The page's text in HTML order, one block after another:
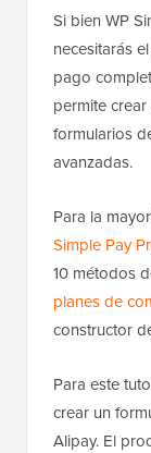
Si bien WP
necesitarás
pago
permite
formularios
avanzadas.
Para la
Simple Pay
10 métodos
planes de
constructor
Para este
crear un
Alipay. El